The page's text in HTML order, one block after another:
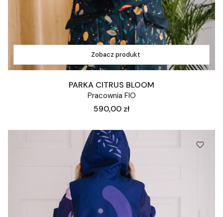
Zobacz produkt
PARKA CITRUS BLOOM
Pracownia FIO
Cena
590,00 zł